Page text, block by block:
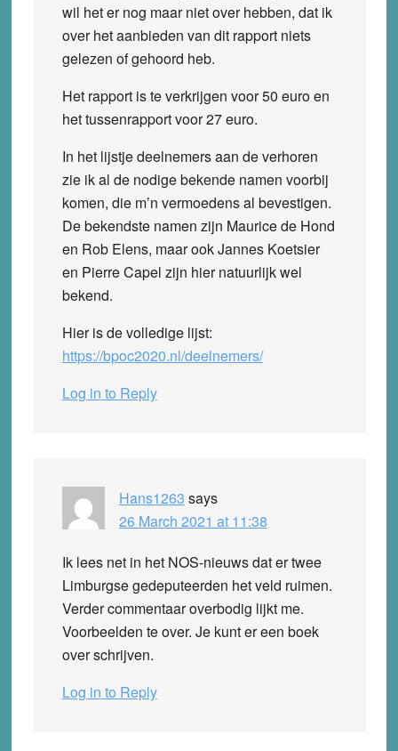
wil het er nog maar niet over hebben, dat ik
over het aanbieden van dit rapport niets
gelezen of gehoord heb.
Het rapport is te verkrijgen voor 50 euro en
het tussenrapport voor 27 euro.
In het lijstje deelnemers aan de verhoren
zie ik al de nodige bekende namen voorbij
komen, die m’n vermoedens al bevestigen.
De bekendste namen zijn Maurice de Hond
en Rob Elens, maar ook Jannes Koetsier
en Pierre Capel zijn hier natuurlijk wel
bekend.
Hier is de volledige lijst:
https://bpoc2020.nl/deelnemers/
Log in to Reply
Hans1263 says
26 March 2021 at 11:38
Ik lees net in het NOS-nieuws dat er twee
Limburgse gedeputeerden het veld ruimen.
Verder commentaar overbodig lijkt me.
Voorbeelden te over. Je kunt er een boek
over schrijven.
Log in to Reply